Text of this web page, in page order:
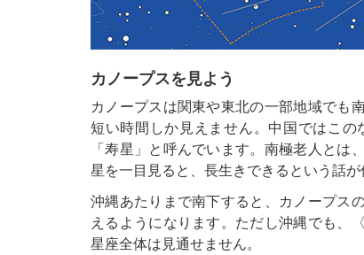
カノープスを見よう
カノープスは関東や東北の一部地域でも
短い時間しか見えません。中国ではこの
「寿星」と呼んでいます。南極老人と
星を一目見ると、長生きできるという話が
沖縄あたりまで南下すると、カノープス
えるようになります。ただし沖縄でも、
星座全体は見通せません。